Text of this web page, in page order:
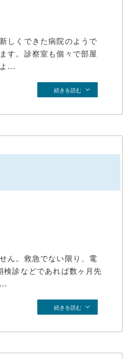
しくできた病院のようで
す。診察室も個々で部屋
...
続きを読む
ん。救急でない限り、電
診などであれば数ヶ月先
続きを読む